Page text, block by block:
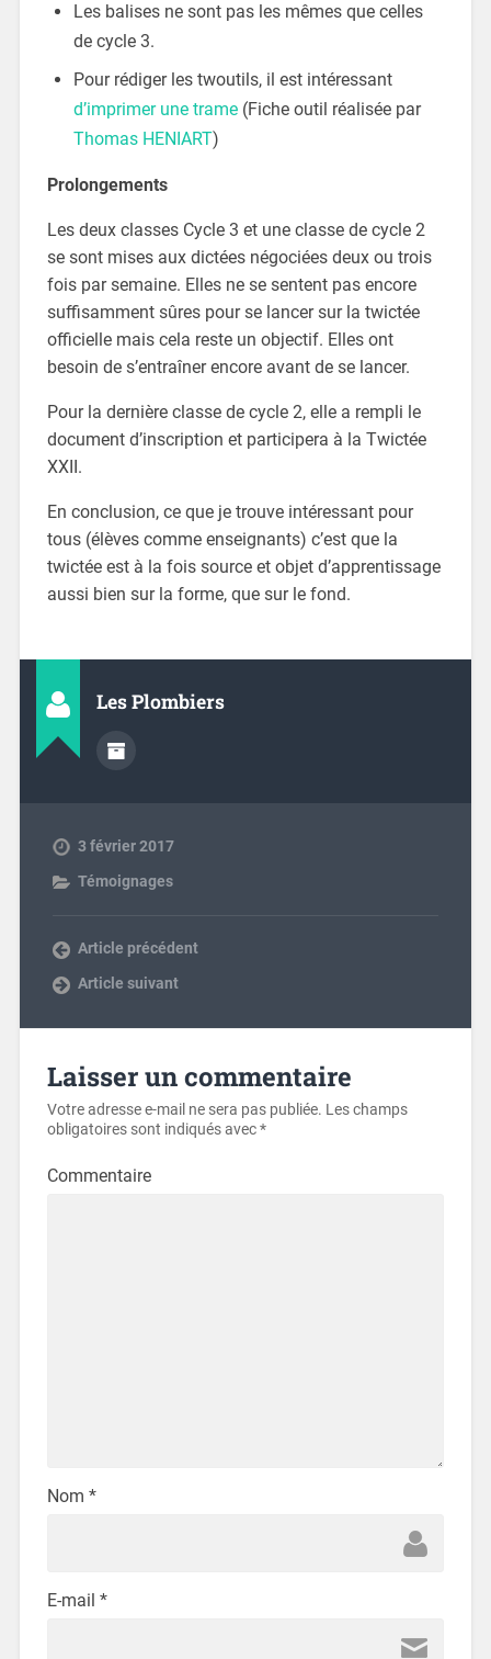
Les balises ne sont pas les mêmes que celles
de cycle 3.
Pour rédiger les twoutils, il est intéressant
d’imprimer une trame(Fiche outil réalisée par
Thomas HENIART)
Prolongements
Les deux classes Cycle 3 et une classe de cycle 2
se sont mises aux dictées négociées deux ou trois
fois par semaine. Elles ne se sentent pas encore
suffisamment sûres pour se lancer sur la twictée
officielle mais cela reste un objectif. Elles ont
besoin de s’entraîner encore avant de se lancer.
Pour la dernière classe de cycle 2, elle a rempli le
document d’inscription et participera à la Twictée
XXII.
En conclusion, ce que je trouve intéressant pour
tous (élèves comme enseignants) c’est que la
twictée est à la fois source et objet d’apprentissage
aussi bien sur la forme, que sur le fond.
Les Plombiers
3 février 2017
Témoignages
Article précédent
Article suivant
Laisser un commentaire
Votre adresse e-mail ne sera pas publiée. Les champs
obligatoires sont indiqués avec*
Commentaire
Nom *
E-mail *